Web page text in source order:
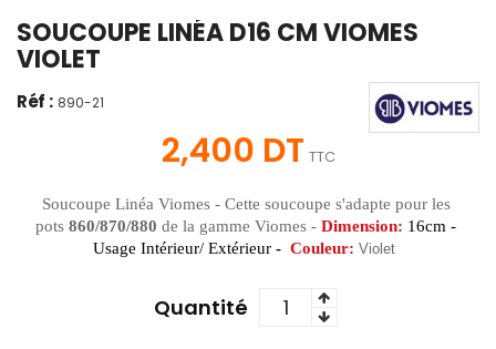
SOUCOUPE LINÉA D16 CM VIOMES
VIOLET
Réf : 890-21
2,400 DT TTC
Soucoupe Linéa Viomes - Cette soucoupe s'adapte pour les
pots 860/870/880 de la gamme Viomes - Dimension: 16cm -
Usage Intérieur/ Extérieur - Couleur: Violet
Quantité